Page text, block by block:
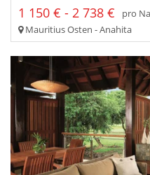
1 150 € - 2 738 € pro
Mauritius Osten - Anahita